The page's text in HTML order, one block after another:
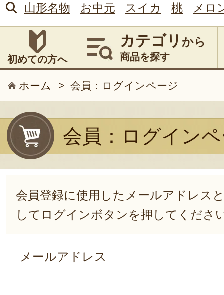
山形名物 お中元 スイカ 桃 メロ
初めての方へ
カテゴリ から
商品を探す
ホーム > 会員：ログインページ
会員：ログイン
会員登録に使用したメールアドレス
してログインボタンを押してくださ
メールアドレス